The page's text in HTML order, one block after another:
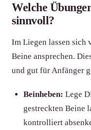
Welche
sinnvoll?
Im Liegen lassen sich
Beine ansprechen.
und gut für Anfänger
Beinheben: Lege
gestreckten Beine
kontrolliert